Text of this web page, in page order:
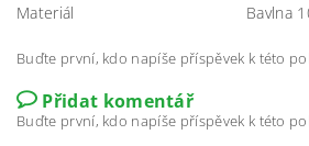
Materiál Bavlna
Buďte první, kdo napíše příspěvek k této
Přidat komentář
Buďte první, kdo napíše příspěvek k této